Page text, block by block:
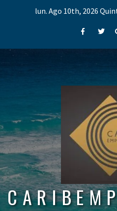
lun. Ago 10th, 2026
Facebook